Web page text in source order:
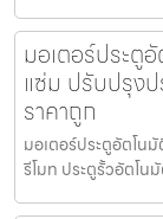
มอเตอร์ประตู
แซ่ม ปรับปรุง
ราคาถูก
มอเตอร์ประตูอัตโน
รีโมท ประตูรั้วอัตโน